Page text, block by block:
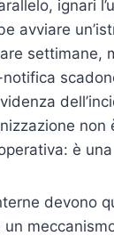
ignari
avviare
settimane,
non
è
devono